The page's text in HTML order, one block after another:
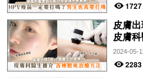
1727
皮膚
皮膚
法分析
2024-05-11
2283